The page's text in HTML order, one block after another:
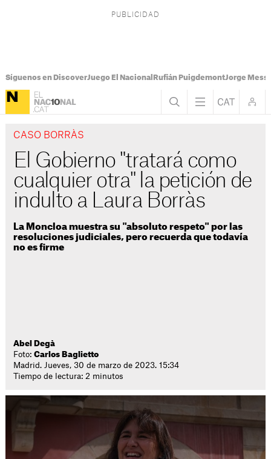
Síguenos en DiscoverJuego El Nacional Rufián PuigdemontJorge Messi
CASO BORRÀS
El Gobierno "tratará como
cualquier otra" la petición de
indulto a Laura Borràs
La Moncloa muestra su "absoluto respeto" por las
resoluciones judiciales, pero recuerda que todavía
no es firme
Abel Degà
Foto:Carlos Baglietto
Madrid. Jueves, 30 de marzo de 2023. 15:34
Tiempo de lectura: 2 minutos